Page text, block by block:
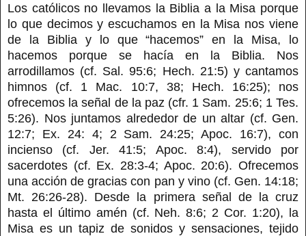
Los católicos no llevamos la Biblia a la Misa porque
lo que decimos y escuchamos en la Misa nos viene
de la Biblia y lo que “hacemos” en la Misa, lo
hacemos porque se hacía en la Biblia. Nos
arrodillamos (cf. Sal. 95:6; Hech. 21:5) y cantamos
himnos (cf. 1 Mac. 10:7, 38; Hech. 16:25); nos
ofrecemos la señal de la paz (cfr. 1 Sam. 25:6; 1 Tes.
5:26). Nos juntamos alrededor de un altar (cf. Gen.
12:7; Ex. 24: 4; 2 Sam. 24:25; Apoc. 16:7), con
incienso (cf. Jer. 41:5; Apoc. 8:4), servido por
sacerdotes (cf. Ex. 28:3-4; Apoc. 20:6). Ofrecemos
una acción de gracias con pan y vino (cf. Gen. 14:18;
Mt. 26:26-28). Desde la primera señal de la cruz
hasta el último amén (cf. Neh. 8:6; 2 Cor. 1:20), la
Misa es un tapiz de sonidos y sensaciones, tejido